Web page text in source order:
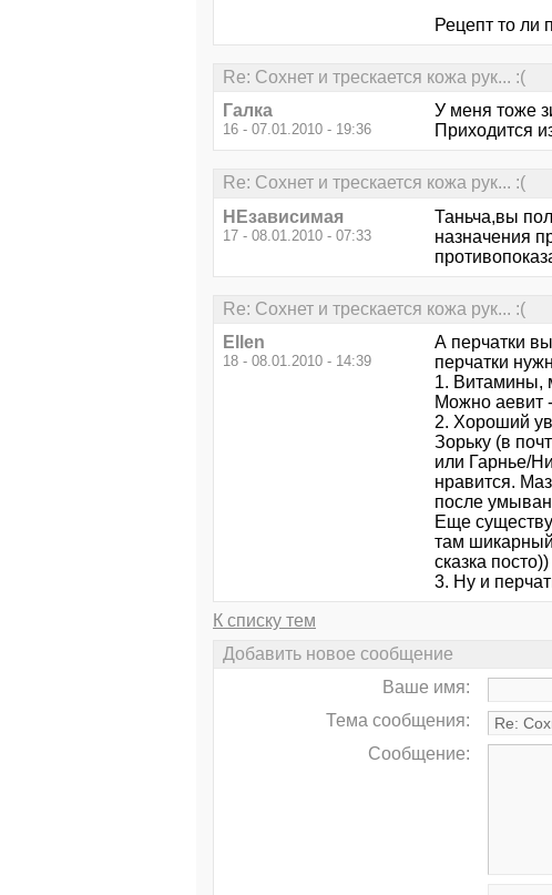
Рецепт то ли
Re: Сохнет и трескается кожа рук... :(
Галка
16 - 07.01.2010 - 19:36
У меня тоже
Приходится
Re: Сохнет и трескается кожа рук... :(
НЕзависимая
17 - 08.01.2010 - 07:33
Таньча,вы
назначения
Re: Сохнет и трескается кожа рук... :(
Ellen
18 - 08.01.2010 - 14:39
А перчатки
перчатки
1. Витамины,
Можно аевит
2. Хороший
Зорьку (в
или Гарнье/
нравится.
после
Еще
там
сказка посто))
3. Ну и
К списку тем
Добавить новое сообщение
Ваше имя:
Тема сообщения:
Сообщение: